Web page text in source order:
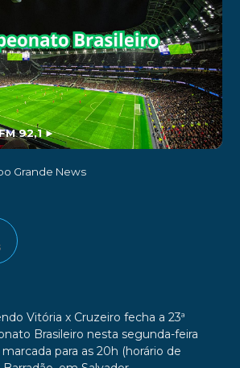
92,1►
Grande News
Vitória x Cruzeiro fecha a 23ª
Brasileiro nesta segunda-feira
para as 20h (horário de